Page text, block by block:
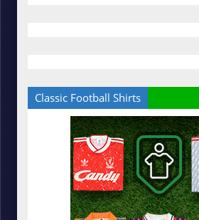
Classic Football Shirts